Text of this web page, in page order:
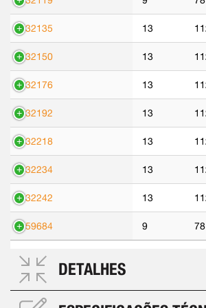
532135 13
532150 13
532176 13
532192 13
532218 13
532234 13
532242 13
559684 9 78
DETALHES